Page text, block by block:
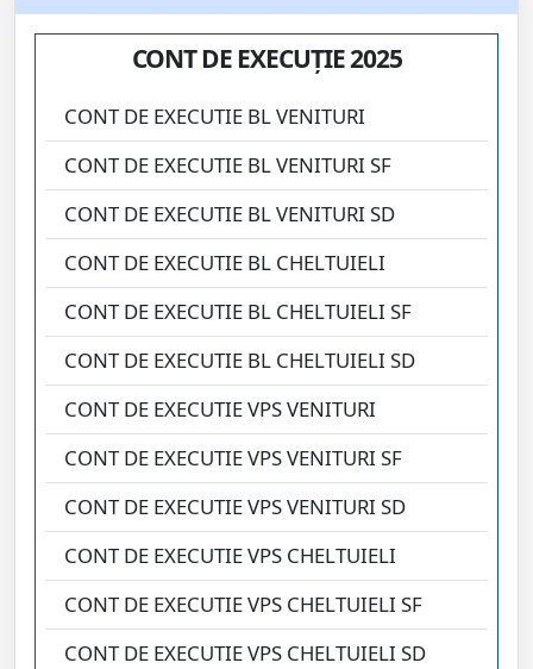
CONT DE EXECUȚIE 2025
CONT DE EXECUTIE BL VENITURI
CONT DE EXECUTIE BL VENITURI SF
CONT DE EXECUTIE BL VENITURI SD
CONT DE EXECUTIE BL CHELTUIELI
CONT DE EXECUTIE BL CHELTUIELI SF
CONT DE EXECUTIE BL CHELTUIELI SD
CONT DE EXECUTIE VPS VENITURI
CONT DE EXECUTIE VPS VENITURI SF
CONT DE EXECUTIE VPS VENITURI SD
CONT DE EXECUTIE VPS CHELTUIELI
CONT DE EXECUTIE VPS CHELTUIELI SF
CONT DE EXECUTIE VPS CHELTUIELI SD